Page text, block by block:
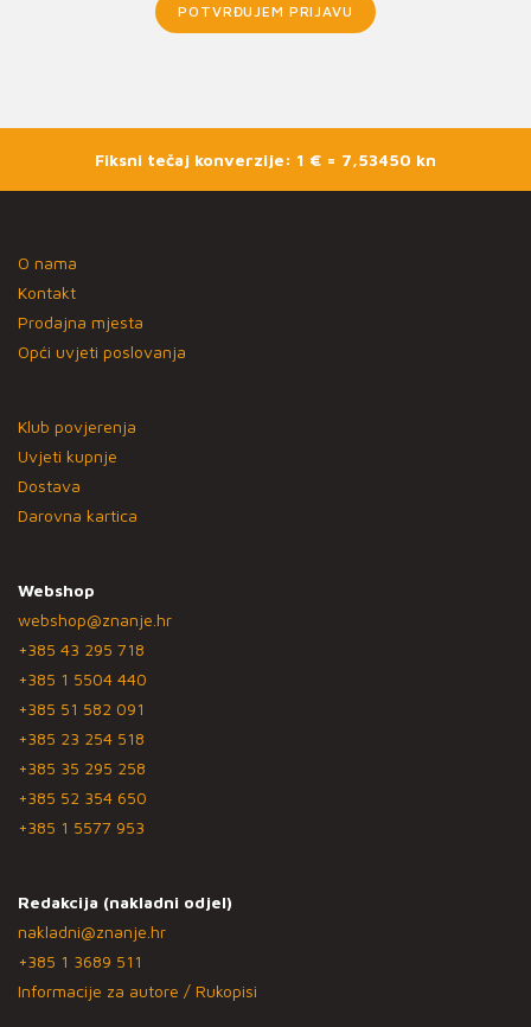
POTVRĐUJEM PRIJAVU
Fiksni tečaj konverzije: 1 € = 7,53450 kn
O nama
Kontakt
Prodajna mjesta
Opći uvjeti poslovanja
Klub povjerenja
Uvjeti kupnje
Dostava
Darovna kartica
Webshop
webshop@znanje.hr
+385 43 295 718
+385 1 5504 440
+385 51 582 091
+385 23 254 518
+385 35 295 258
+385 52 354 650
+385 1 5577 953
Redakcija (nakladni odjel)
nakladni@znanje.hr
+385 1 3689 511
Informacije za autore / Rukopisi